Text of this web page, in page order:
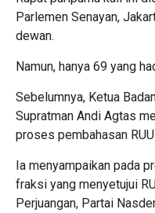
Parlemen Senayan,
dewan.
Namun, hanya 69 yang
Sebelumnya, Ketua
Supratman Andi Agtas
proses pembahasan
Ia menyampaikan pada
fraksi yang menyetujui
Perjuangan, Partai